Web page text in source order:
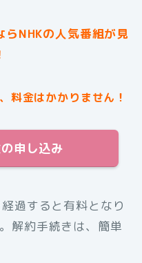
らNHKの人気番組が見
料金はかかりません！
申し込み
過すると有料となり
解約手続きは、簡単